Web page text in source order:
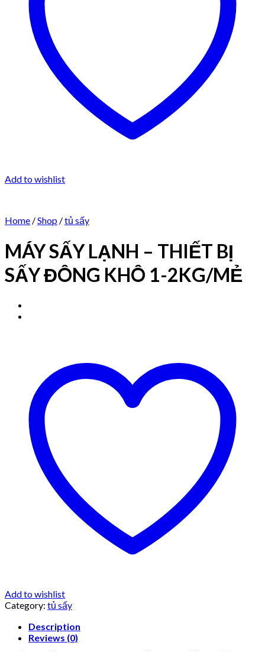
Add to wishlist
Home /Shop /tủ sấy
MÁY SẤY LẠNH – THIẾT BỊ
SẤY ĐÔNG KHÔ 1-2KG/MẺ
Add to wishlist
Category: tủ sấy
Description
Reviews (0)